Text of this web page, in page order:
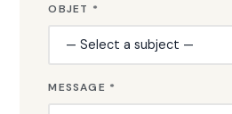
OBJET *
MESSAGE *